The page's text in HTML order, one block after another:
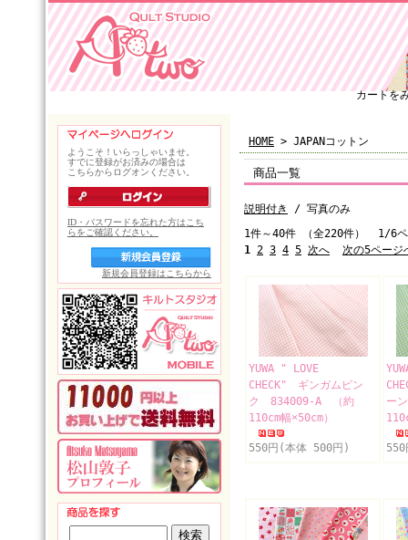
カートを
HOME > JAPANコットン
商品一覧
説明付き
/ 写真のみ
1件～40件 （全220件） 1/6ペ
1 2 3 4 5 次へ 次の5ページ
YUWA " LOVE
CHECK" ギンガムピン
ク 834009-A （約
110cm幅×50cm）
550円(本体 500円)
ー